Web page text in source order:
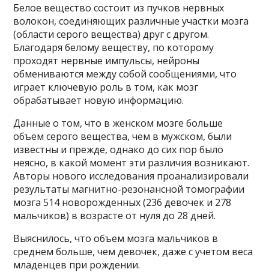
Белое вещество состоит из пучков нервных
волокон, соединяющих различные участки мозга
(области серого вещества) друг с другом.
Благодаря белому веществу, по которому
проходят нервные импульсы, нейроны
обмениваются между собой сообщениями, что
играет ключевую роль в том, как мозг
обрабатывает новую информацию.
Данные о том, что в женском мозге больше
объем серого вещества, чем в мужском, были
известны и прежде, однако до сих пор было
неясно, в какой момент эти различия возникают.
Авторы нового исследования проанализировали
результаты магнитно-резонансной томографии
мозга 514 новорожденных (236 девочек и 278
мальчиков) в возрасте от нуля до 28 дней.
Выяснилось, что объем мозга мальчиков в
среднем больше, чем девочек, даже с учетом веса
младенцев при рождении.